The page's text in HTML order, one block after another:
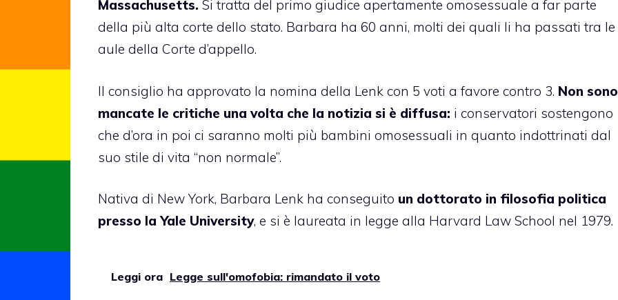
Massachusetts. Si tratta del primo giudice apertamente omosessuale a far parte
della più alta corte dello stato. Barbara ha 60 anni, molti dei quali li ha passati tra le
aule della Corte d’appello.
Il consiglio ha approvato la nomina della Lenk con 5 voti a favore contro 3. Non sono
mancate le critiche una volta che la notizia si è diffusa: i conservatori sostengono
che d’ora in poi ci saranno molti più bambini omosessuali in quanto indottrinati dal
suo stile di vita “non normale”.
Nativa di New York, Barbara Lenk ha conseguito un dottorato in filosofia politica
presso la Yale University, e si è laureata in legge alla Harvard Law School nel 1979.
Leggi ora Legge sull'omofobia: rimandato il voto